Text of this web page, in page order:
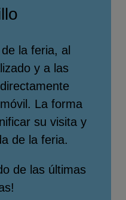
la feria, al
y a las
La forma
su visita y
de la feria.
de las últimas